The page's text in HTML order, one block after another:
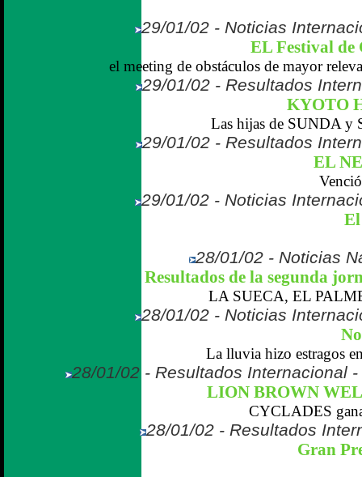
29/01/02 - Noticias
EL Festival
el meeting de obstáculos de mayor
29/01/02 - Resultados
KYOTO
Las hijas de SUNDA y
29/01/02 - Resultados
EL
29/01/02 - Noticias
28/01/02 - Noticias
Resultados de la segunda
LA SUECA, EL
28/01/02 - Noticias
La lluvia hizo estragos
28/01/02 - Resultados Internacional
LION BROWN
CYCLADES
28/01/02 - Resultados
Gran